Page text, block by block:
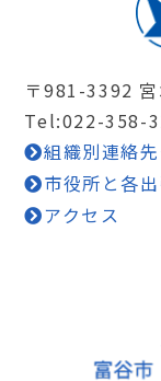
〒981-3392
Tel:022-358-
組織別連絡
市役所と各
アクセス